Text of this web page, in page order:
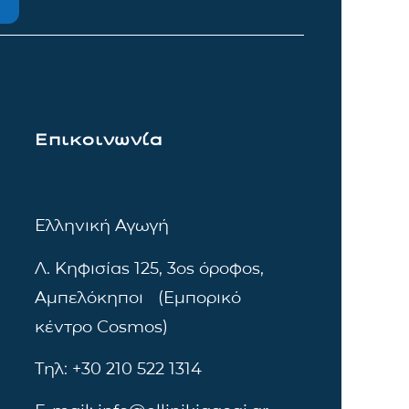
Επικοινωνία
Ελληνική Αγωγή
Λ. Κηφισίας 125, 3ος όροφος,
Αμπελόκηποι (Εμπορικό
κέντρο Cosmos)
Τηλ: +30 210 522 1314